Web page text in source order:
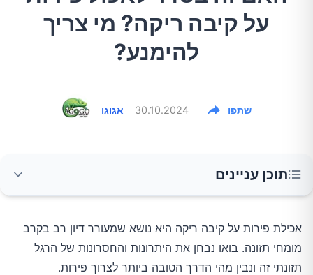
על קיבה ריקה? מי צריך
להימנע?
אגוגו 30.10.2024 שתפו
תוכן עניינים
היתרונות באכילת פירות על קיבה ריקה
האתגרים והחסרונות
תזונתי זה ונבין מהי הדרך הטובה ביותר לצרוך פירות.